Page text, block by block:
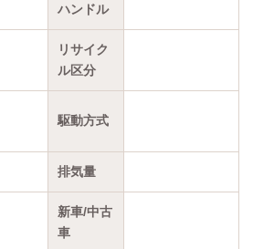
ハンドル
リサイク
ル区分
駆動方式
排気量
新車/中古
車